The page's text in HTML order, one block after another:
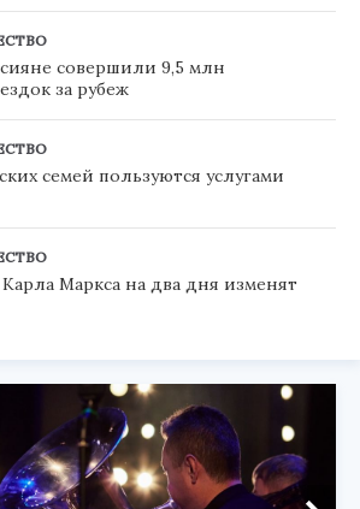
совершили 9,5 млн
за рубеж
семей пользуются услугами
Маркса на два дня изменят